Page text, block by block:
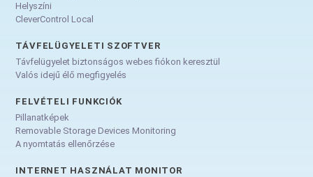
Helyszíni
CleverControl Local
TÁVFELÜGYELETI SZOFTVER
Távfelügyelet biztonságos webes fiókon keresztül
Valós idejű élő megfigyelés
FELVÉTELI FUNKCIÓK
Pillanatképek
Removable Storage Devices Monitoring
A nyomtatás ellenőrzése
INTERNET HASZNÁLAT MONITOR